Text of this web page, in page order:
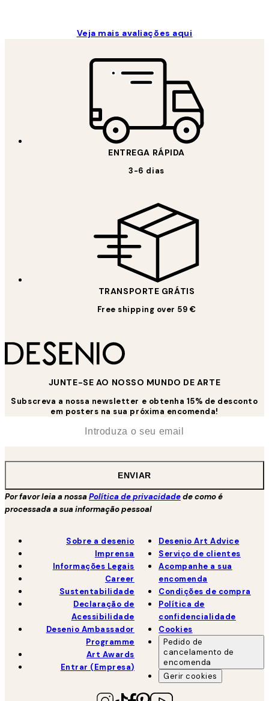
Veja mais avaliações aqui
ENTREGA RÁPIDA
3-6 dias
TRANSPORTE GRÁTIS
Free shipping over 59 €
JUNTE-SE AO NOSSO MUNDO DE ARTE
Subscreva a nossa newsletter e obtenha 15% de desconto
em posters na sua próxima encomenda!
ENVIAR
Por favor leia a nossaPolítica de privacidadede como é
processada a sua informação pessoal
Sobre a desenio
Imprensa
Informações Legais
Career
Sustentabilidade
Declaração de
Acessibilidade
Desenio Ambassador
Programme
Art Awards
Entrar (Empresa)
Desenio Art Advice
Serviço de clientes
Acompanhe a sua
encomenda
Condições de compra
Política de
confidencialidade
Cookies
Pedido de
cancelamento de
encomenda
Gerir cookies